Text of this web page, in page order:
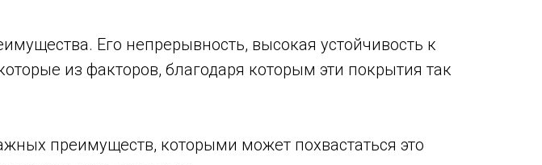
Его непрерывность, высокая устойчивость к
из факторов, благодаря которым эти покрытия так
преимуществ, которыми может похвастаться это